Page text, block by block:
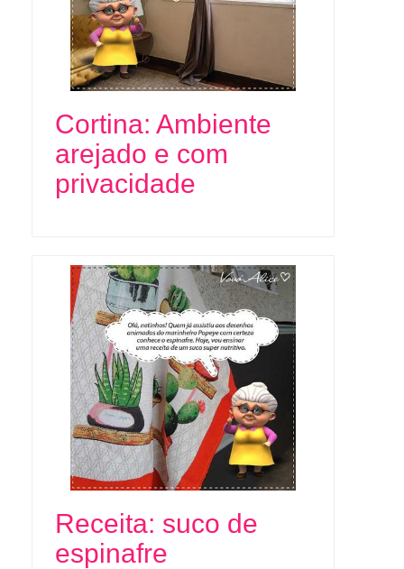
Cortina: Ambiente
arejado e com
privacidade
Receita: suco de
espinafre